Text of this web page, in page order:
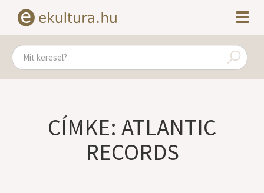
CÍMKE: ATLANTIC
RECORDS